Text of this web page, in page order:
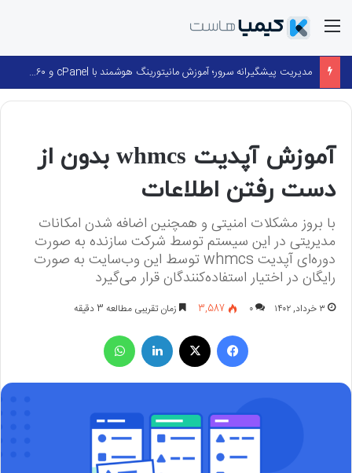
مدیریت پیشگیرانه سرور؛ آموزش مانیتورینگ هوشمند با cPanel و ۳۶۰ Monitoring
آموزش آپدیت whmcs بدون از
دست رفتن اطلاعات
با بروز مشکلات امنیتی و همچنین اضافه شدن امکانات
مدیریتی در این سیستم توسط شرکت سازنده به صورت
دوره‌ای آپدیت whmcs توسط این وب‌سایت به صورت
رایگان در اختیار استفاده‌کنندگان قرار می‌گیرد
۳ خرداد, ۱۴۰۲ ۰ 3,587 زمان تقریبی مطالعه 3 دقیقه